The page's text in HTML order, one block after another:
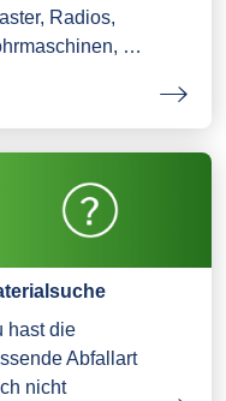
Radios,
…
hast die
Abfallart
nicht